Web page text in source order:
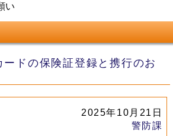
い
ードの保険証登録と携行のお
2025年10月21日
警防課